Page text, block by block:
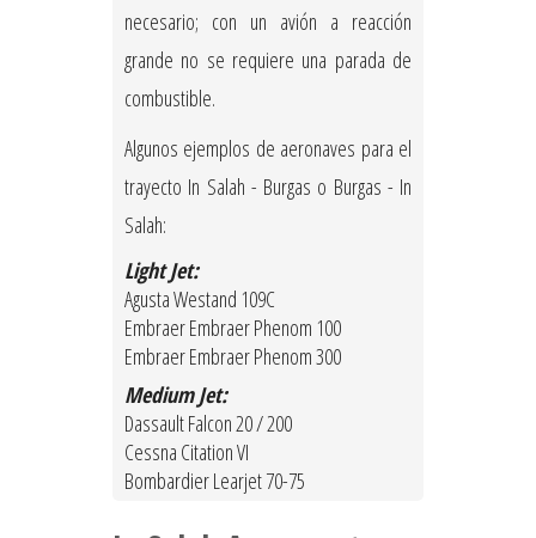
necesario; con un avión a reacción
grande no se requiere una parada de
combustible.
Algunos ejemplos de aeronaves para el
trayecto In Salah - Burgas o Burgas - In
Salah:
Light Jet:
Agusta Westand 109C
Embraer Embraer Phenom 100
Embraer Embraer Phenom 300
Medium Jet:
Dassault Falcon 20 / 200
Cessna Citation VI
Bombardier Learjet 70-75